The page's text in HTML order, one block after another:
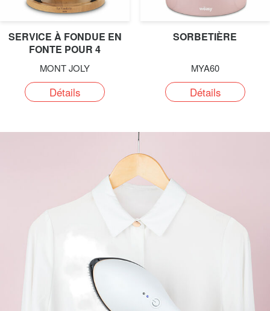
SERVICE À FONDUE EN
FONTE POUR 4
PERSONNES
MONT JOLY
Détails
SORBETIÈRE
MYA60
Détails